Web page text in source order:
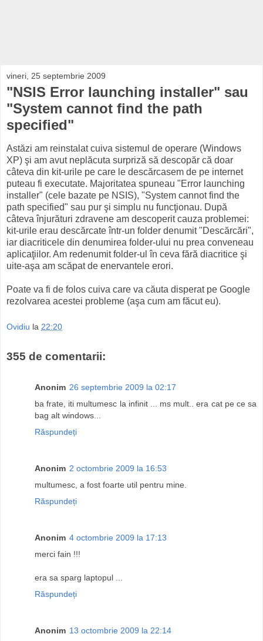
vineri, 25 septembrie 2009
"NSIS Error launching installer" sau
"System cannot find the path
specified"
Astăzi am reinstalat cuiva sistemul de operare (Windows
XP) şi am avut neplăcuta surpriză să descopăr că doar
câteva din kit-urile pe care le descărcasem de pe internet
puteau fi executate. Majoritatea spuneau "Error launching
installer" (cele bazate pe NSIS), "System cannot find the
path specified" sau pur şi simplu nu funcţionau. După
câteva înjurături zdravene am descoperit cauza problemei:
kit-urile erau descărcate într-un folder denumit "Descărcări",
iar diacriticele din denumirea folder-ului nu prea conveneau
aplicaţiilor. Am redenumit folder-ul în ceva fără diacritice şi
uite-aşa am scăpat de enervantele erori.
Poate va fi de folos cuiva care va căuta disperat pe Google
rezolvarea acestei probleme (aşa cum am făcut eu).
Ovidiu la 22:20
355 de comentarii:
Anonim 26 septembrie 2009 la 02:17
ba frate, iti multumesc la infinit ... ms mult.. era cat pe ce sa
bag alt windows...
Răspundeți
Anonim 2 octombrie 2009 la 16:53
multumesc, a fost foarte util pentru mine.
Răspundeți
Anonim 4 octombrie 2009 la 17:13
merci fain !!!
era sa sparg laptopul ...
Răspundeți
Anonim 13 octombrie 2009 la 22:14